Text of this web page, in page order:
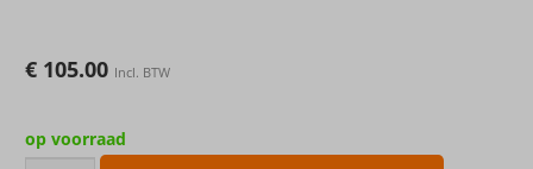
€ 105.00 Incl. BTW
op voorraad